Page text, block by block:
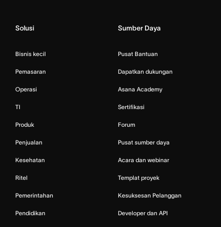
Solusi
Bisnis kecil
Pemasaran
Operasi
TI
Produk
Penjualan
Kesehatan
Ritel
Pemerintahan
Pendidikan
Sumber Daya
Pusat Bantuan
Dapatkan dukungan
Asana Academy
Sertifikasi
Forum
Pusat sumber daya
Acara dan webinar
Templat proyek
Kesuksesan Pelanggan
Developer dan API